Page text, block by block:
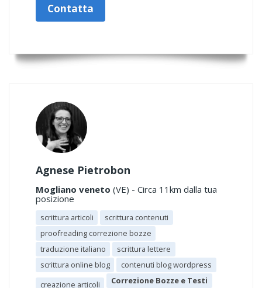
Contatta
Agnese Pietrobon
Mogliano veneto (VE) - Circa 11km dalla tua
posizione
scrittura articoli
scrittura contenuti
proofreading correzione bozze
traduzione italiano
scrittura lettere
scrittura online blog
contenuti blog wordpress
creazione articoli
Correzione Bozze e Testi